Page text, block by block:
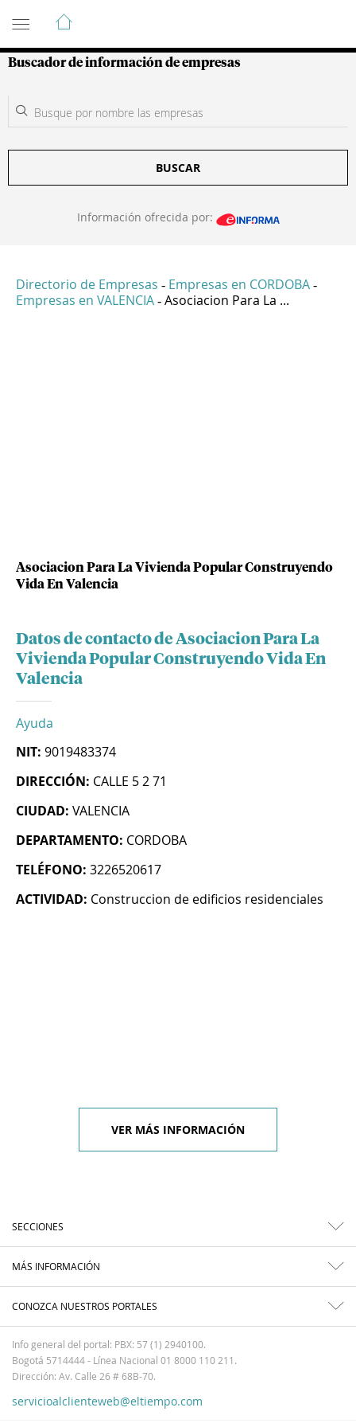
Guía de Empresas Colombianas
Buscador de información de empresas
BUSCAR
Información ofrecida por:
Directorio de Empresas - Empresas en CORDOBA -
Empresas en VALENCIA - Asociacion Para La ...
Asociacion Para La Vivienda Popular Construyendo
Vida En Valencia
Datos de contacto de Asociacion Para La
Vivienda Popular Construyendo Vida En
Valencia
Ayuda
NIT: 9019483374
DIRECCIÓN: CALLE 5 2 71
CIUDAD: VALENCIA
DEPARTAMENTO: CORDOBA
TELÉFONO: 3226520617
ACTIVIDAD: Construccion de edificios residenciales
VER MÁS INFORMACIÓN
SECCIONES
MÁS INFORMACIÓN
CONOZCA NUESTROS PORTALES
Info general del portal: PBX: 57 (1) 2940100.
Bogotá 5714444 - Línea Nacional 01 8000 110 211.
Dirección: Av. Calle 26 # 68B-70.
servicioalclienteweb@eltiempo.com